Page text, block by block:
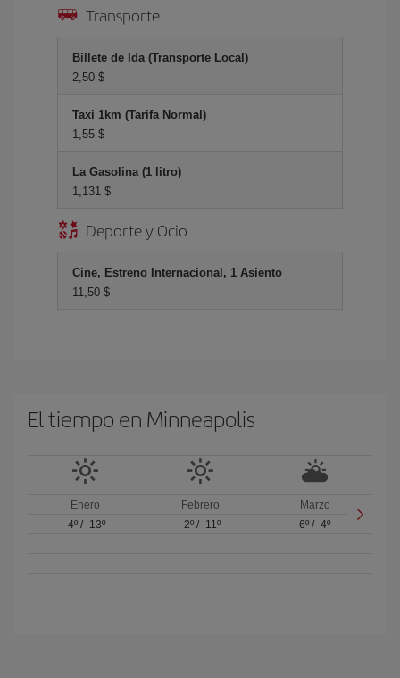
Transporte
Billete de Ida (Transporte Local)
2,50 $
Taxi 1km (Tarifa Normal)
1,55 $
La Gasolina (1 litro)
1,131 $
Deporte y Ocio
Cine, Estreno Internacional, 1 Asiento
11,50 $
El tiempo en Minneapolis
Enero
-4º /-13º
Febrero
-2º/ -11º
Marzo
6º /-4º